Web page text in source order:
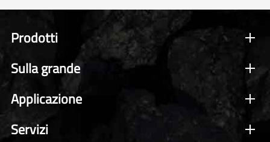
Prodotti
Sulla grande
Applicazione
Servizi